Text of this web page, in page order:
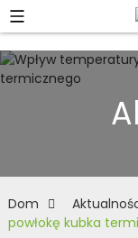
Dom
powłokę kubka